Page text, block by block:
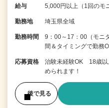
給与 5,000円以上（1回の
勤務地 埼玉県全域
勤務時間
9：00～17：00（モニ
間＆タイミングで勤務
応募資格
治験未経験OK 18歳以
められます！
後で見る